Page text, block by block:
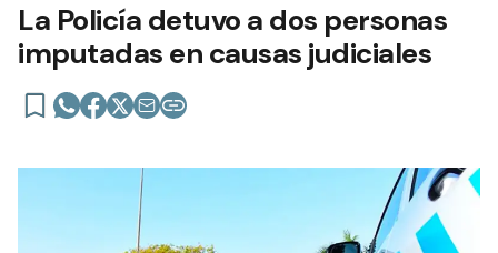
La Policía detuvo a dos personas
imputadas en causas judiciales